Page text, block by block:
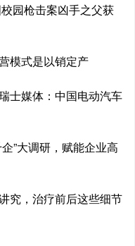
园枪击案凶手之父获
模式是以销定产
士媒体：中国电动汽车
”大调研，赋能企业高
究，治疗前后这些细节